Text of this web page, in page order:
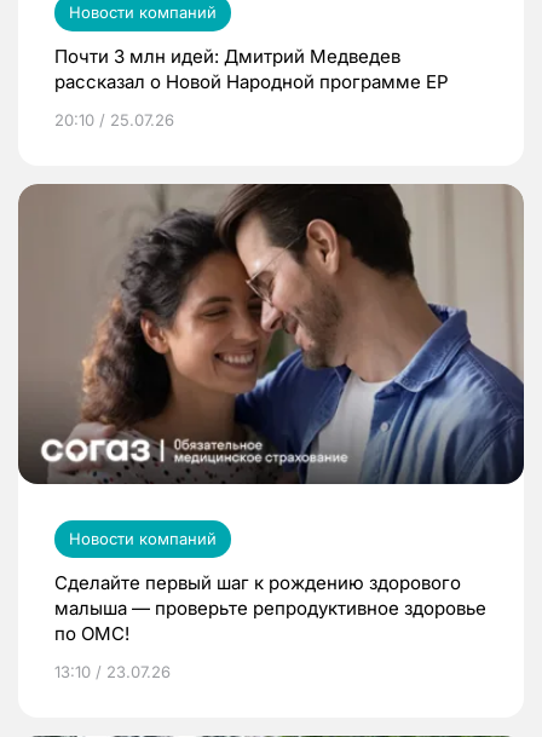
Новости компаний
Почти 3 млн идей: Дмитрий Медведев
рассказал о Новой Народной программе ЕР
20:10 / 25.07.26
Новости компаний
Сделайте первый шаг к рождению здорового
малыша — проверьте репродуктивное здоровье
по ОМС!
13:10 / 23.07.26